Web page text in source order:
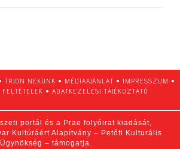
ÍRJON NEKÜNK • MÉDIAAJÁNLAT • IMPRESSZUM •
• ADATKEZELÉSI TÁJÉKOZTATÓ
portál és a Prae folyóirat kiadását,
Kultúráért Alapítvány – Petőfi Kulturális
Ügynökség – támogatja.